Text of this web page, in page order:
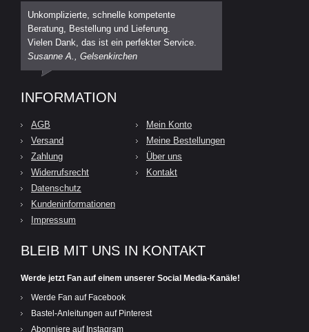
Unkomplizierte, schnelle kompetente
Beratung, Bestellung und Lieferung.
Vielen Dank, das ist ein perfekter Service.
Susanne A., Gelsenkirchen
INFORMATION
AGB
Versand
Zahlung
Widerrufsrecht
Datenschutz
Kundeninformationen
Impressum
Mein Konto
Meine Bestellungen
Über uns
Kontakt
BLEIB MIT UNS IN KONTAKT
Werde jetzt Fan auf einem unserer Social Media-Kanäle!
Werde Fan auf Facebook
Bastel-Anleitungen auf Pinterest
Abonniere auf Instagram